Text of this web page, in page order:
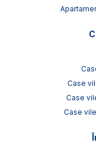
Case
Case
Case